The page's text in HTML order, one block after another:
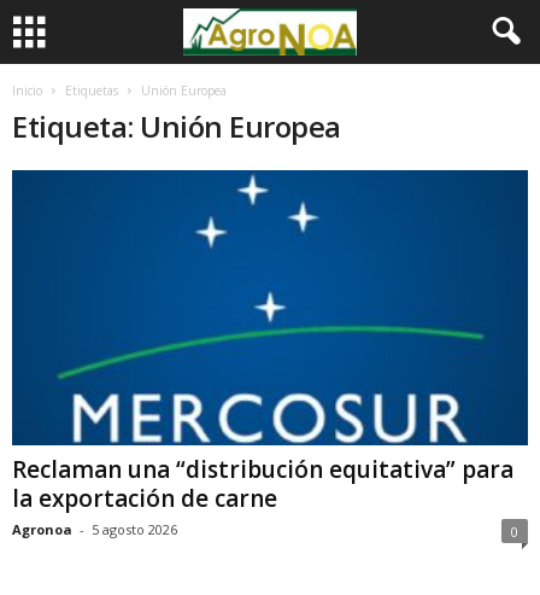
Inicio Etiquetas Unión Europea
Etiqueta: Unión Europea
Reclaman una “distribución equitativa” para
la exportación de carne
Agronoa - 5 agosto 2026 0